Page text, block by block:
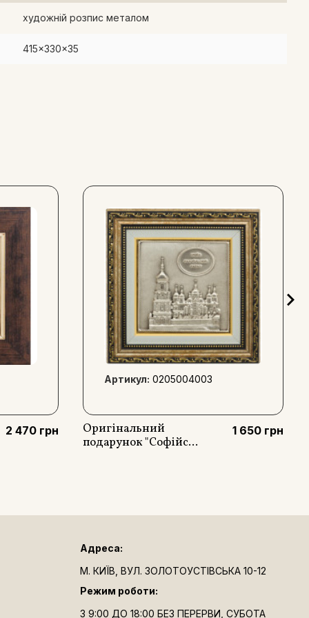
У залитому сріблястим світлом просторі
святковості й урочистості постаті надає сріблястий
художній розпис металом
415x330x35
2 470 грн
Артикул: 0205004003
Оригінальний
подарунок "Софійс...
1 650 грн
Адреса:
М. КИЇВ, ВУЛ. ЗОЛОТОУСТІВСЬКА 10-12
Режим роботи:
З 9:00 ДО 18:00 БЕЗ ПЕРЕРВИ, СУБОТА